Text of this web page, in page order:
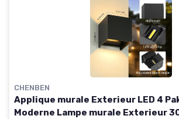
CHENBEN
Applique murale Exterieur LED 4
Moderne Lampe murale Exterieur